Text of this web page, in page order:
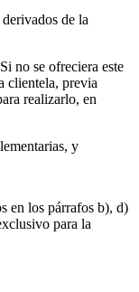
de la
no se ofreciera este
clientela, previa
realizarlo, en
y
en los párrafos b), d)
para la